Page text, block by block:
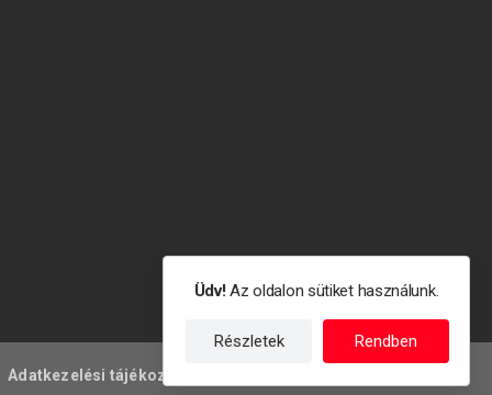
Adatkezelési tájékoztató
Üdv!Az oldalon sütiket használunk.
Részletek Rendben